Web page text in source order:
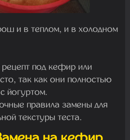
и в теплом, и в холодном
рецепт под кефир или
так как они полностью
йогуртом.
правила замены для
текстуры теста.